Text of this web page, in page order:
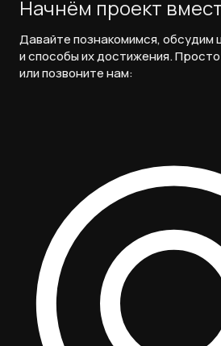
Начнём проект
Давайте познакомимся, обсудим
и способы их достижения.
или позвоните нам: